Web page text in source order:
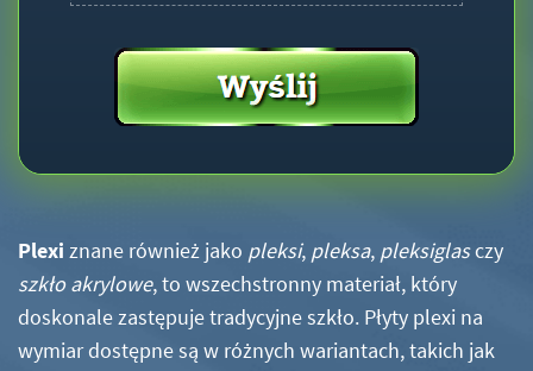
Plexi znane również jako pleksi, pleksa, pleksiglasczy
szkło akrylowe, to wszechstronny materiał, który
doskonale zastępuje tradycyjne szkło. Płyty plexi na
wymiar dostępne są w różnych wariantach, takich jak